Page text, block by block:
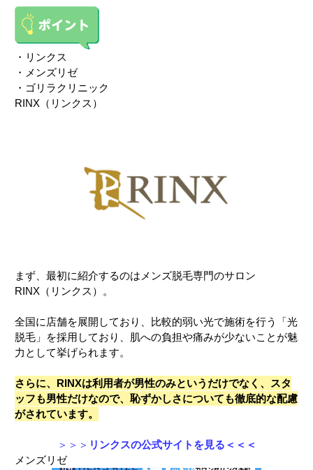
・リンクス
・メンズリゼ
・ゴリラクリニック
RINX（リンクス）
まず、最初に紹介するのはメンズ脱毛専門のサロン
RINX（リンクス）。
全国に店舗を展開しており、比較的弱い光で施術を行う「光
脱毛」を採用しており、肌への負担や痛みが少ないことが魅
力として挙げられます。
さらに、RINXは利用者が男性のみというだけでなく、スタ
ッフも男性だけなので、恥ずかしさについても徹底的な配慮
がされています。
＞＞＞ リンクスの公式サイトを見る＜＜＜
メンズリゼ